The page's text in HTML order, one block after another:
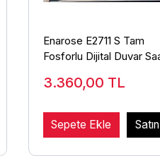
Enarose E2711 S Tam
Fosforlu Dijital Duvar
3.360,00 TL
Sepete Ekle